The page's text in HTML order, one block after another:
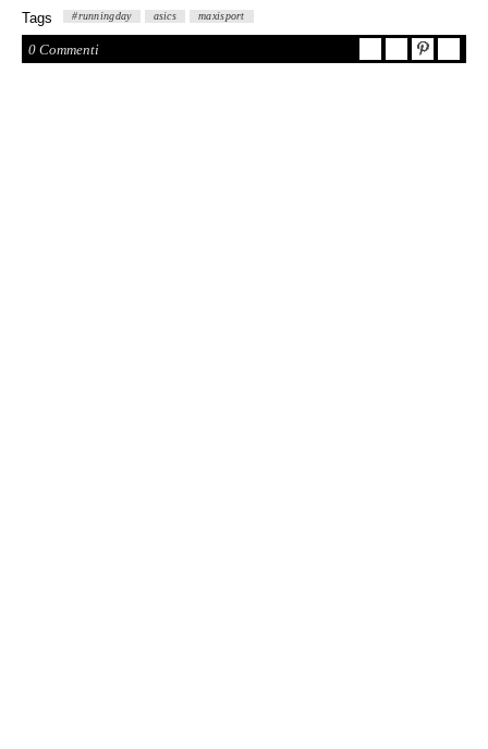
Tags #runningday asics maxisport
0 Commenti